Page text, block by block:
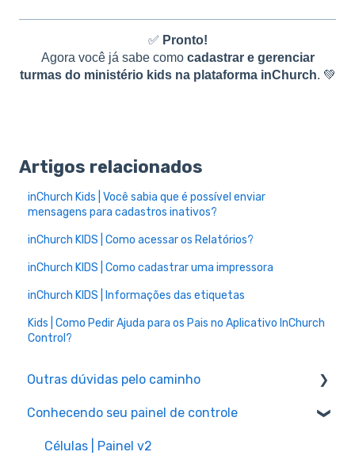
✅ Pronto!
Agora você já sabe como cadastrar e gerenciar
turmas do ministério kids na plataforma inChurch. 💚
Artigos relacionados
inChurch Kids | Você sabia que é possível enviar
mensagens para cadastros inativos?
inChurch KIDS | Como acessar os Relatórios?
inChurch KIDS | Como cadastrar uma impressora
inChurch KIDS | Informações das etiquetas
Kids | Como Pedir Ajuda para os Pais no Aplicativo InChurch
Control?
Outras dúvidas pelo caminho
Outras dúvidas
Apontamento de Domínio
Conhecendo seu painel de controle
Células | Painel v2